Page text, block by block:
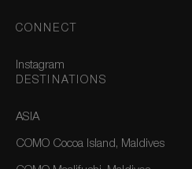
CONNECT
Instagram
DESTINATIONS
ASIA
COMO Cocoa Island, Maldives